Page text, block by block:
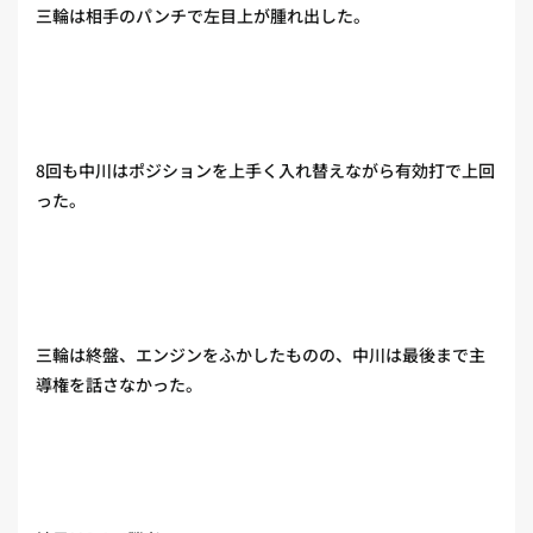
三輪は相手のパンチで左目上が腫れ出した。
8回も中川はポジションを上手く入れ替えながら有効打で上回
った。
三輪は終盤、エンジンをふかしたものの、中川は最後まで主
導権を話さなかった。